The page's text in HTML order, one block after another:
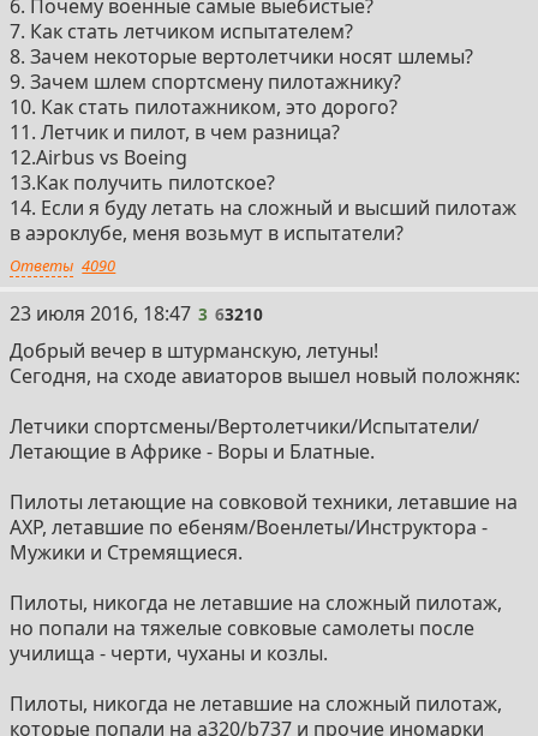
6. Почему военные самые выебистые?
7. Как стать летчиком испытателем?
8. Зачем некоторые вертолетчики носят шлемы?
9. Зачем шлем спортсмену пилотажнику?
10. Как стать пилотажником, это дорого?
11. Летчик и пилот, в чем разница?
12.Airbus vs Boeing
13.Как получить пилотское?
14. Если я буду летать на сложный и высший пилотаж
в аэроклубе, меня возьмут в испытатели?
Ответы 4090
3
23 июля 2016, 18:47 3 63210
Добрый вечер в штурманскую, летуны!
Сегодня, на сходе авиаторов вышел новый положняк:
Летчики спортсмены/Вертолетчики/Испытатели/
Летающие в Африке - Воры и Блатные.
Пилоты летающие на совковой техники, летавшие на
АХР, летавшие по ебеням/Военлеты/Инструктора -
Мужики и Стремящиеся.
Пилоты, никогда не летавшие на сложный пилотаж,
но попали на тяжелые совковые самолеты после
училища - черти, чуханы и козлы.
Пилоты, никогда не летавшие на сложный пилотаж,
которые попали на a320/b737 и прочие иномарки